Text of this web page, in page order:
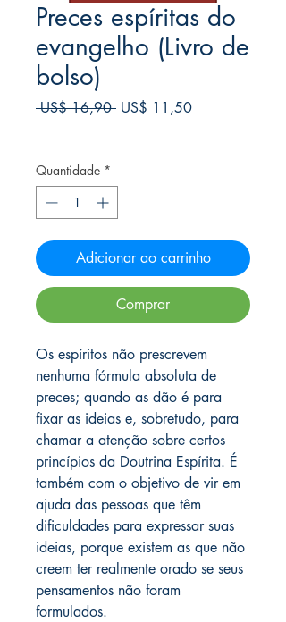
Preces espíritas do
evangelho (Livro de
bolso)
US$ 16,90 Preço
US$ 11,50Preço
Quantidade *
Adicionar ao carrinho
Comprar
Os espíritos não prescrevem
nenhuma fórmula absoluta de
preces; quando as dão é para
fixar as ideias e, sobretudo, para
chamar a atenção sobre certos
princípios da Doutrina Espírita. É
também com o objetivo de vir em
ajuda das pessoas que têm
dificuldades para expressar suas
ideias, porque existem as que não
creem ter realmente orado se seus
pensamentos não foram
formulados.